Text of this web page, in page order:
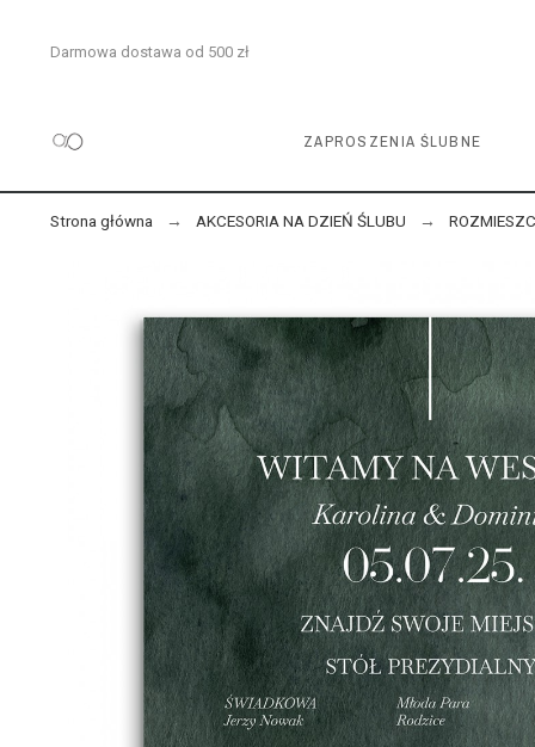
Darmowa dostawa od 500 zł
ZAPROSZENIA ŚLUBNE
Strona główna AKCESORIA NA DZIEŃ ŚLUBU